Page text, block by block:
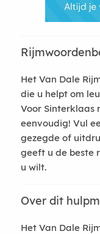
Het Van Dale
die u helpt om
Voor Sinterklaas
eenvoudig! Vul
gezegde of
geeft u de beste
u wilt.
Over dit
Het Van Dale